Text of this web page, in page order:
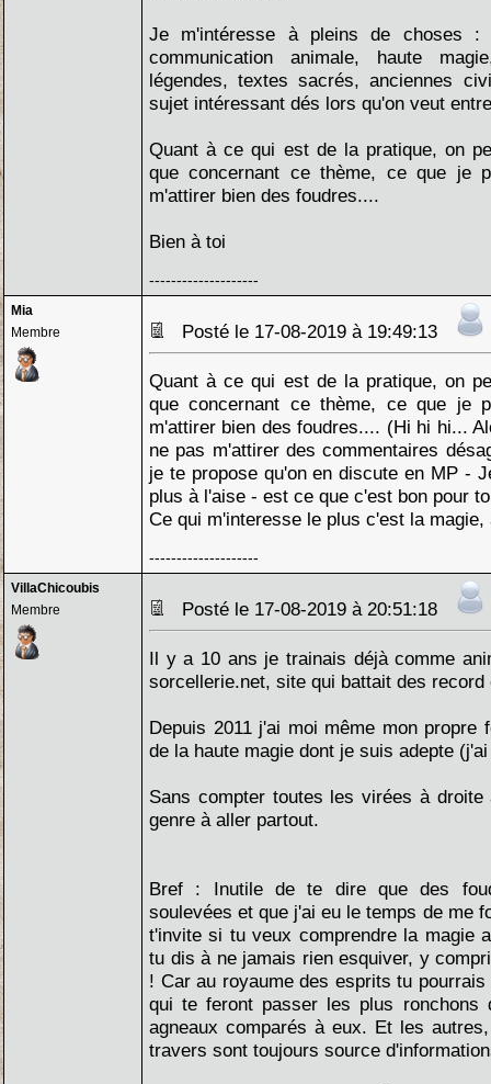
Je m'intéresse à pleins de choses :
communication animale, haute
légendes, textes sacrés, anciennes
sujet intéressant dés lors qu'on veut
Quant à ce qui est de la pratique, on
que concernant ce thème, ce que je
m'attirer bien des foudres....
Bien à toi
--------------------
Mia
Membre
Posté le 17-08-2019 à 19:49:13
Quant à ce qui est de la pratique, on
que concernant ce thème, ce que je
m'attirer bien des foudres.... (Hi hi hi...
ne pas m'attirer des commentaires
je te propose qu'on en discute en MP -
plus à l'aise - est ce que c'est bon pour
Ce qui m'interesse le plus c'est la
--------------------
VillaChicoubis
Membre
Posté le 17-08-2019 à 20:51:18
Il y a 10 ans je trainais déjà comme
sorcellerie.net, site qui battait des record
Depuis 2011 j'ai moi même mon propre
de la haute magie dont je suis adepte
Sans compter toutes les virées à
genre à aller partout.
Bref : Inutile de te dire que des
soulevées et que j'ai eu le temps de me
t'invite si tu veux comprendre la magie
tu dis à ne jamais rien esquiver, y
! Car au royaume des esprits tu
qui te feront passer les plus ronchons
agneaux comparés à eux. Et les
travers sont toujours source